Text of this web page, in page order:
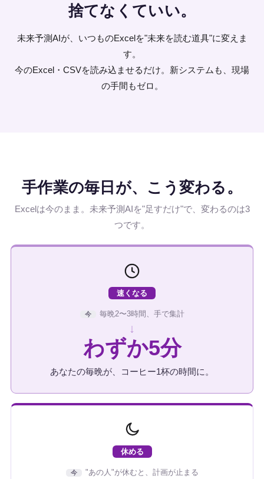
捨てなくていい。
未来予測AIが、いつものExcelを"未来を読む道具"に変えま
す。
今のExcel・CSVを読み込ませるだけ。新システムも、現場
の手間もゼロ。
手作業の毎日が、こう変わる。
Excelは今のまま。未来予測AIを"足すだけ"で、変わるのは3
つです。
速くなる
今 毎晩2〜3時間、手で集計
↓
わずか5分
あなたの毎晩が、コーヒー1杯の時間に。
休める
今 "あの人"が休むと、計画が止まる